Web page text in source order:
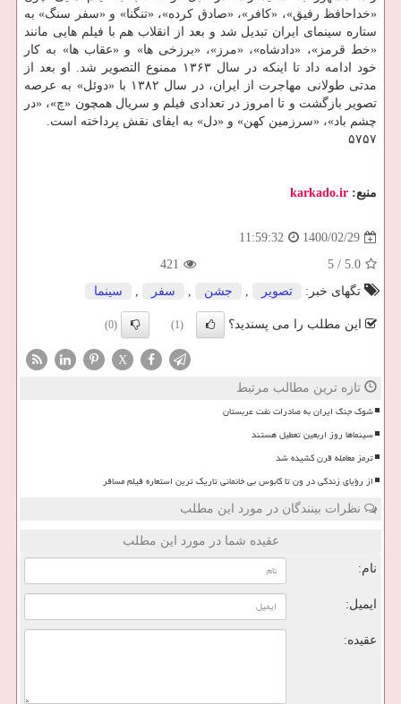
«خداحافظ رفیق»، «کافر»، «صادق کرده»، «تنگنا» و «سفر سنگ» به
ستاره سینمای ایران تبدیل شد و بعد از انقلاب هم با فیلم هایی مانند
«خط قرمز»، «دادشاه»، «مرز»، «برزخی ها» و «عقاب ها» به کار
خود ادامه داد تا اینکه در سال ۱۳۶۳ ممنوع التصویر شد. او بعد از
مدتی طولانی مهاجرت از ایران، در سال ۱۳۸۲ با «دوئل» به عرصه
تصویر بازگشت و تا امروز در تعدادی فیلم و سریال همچون «چ»، «در
چشم باد»، «سرزمین کهن» و «دل» به ایفای نقش پرداخته است.
۵۷۵۷
منبع: karkado.ir
1400/02/29
11:59:32
5.0
/
5
421
تگهای خبر:
تصویر , جشن , سفر , سینما
این مطلب را می پسندید؟ (1)
(0)
X
تازه ترین مطالب مرتبط
شوک جنگ ایران به صادرات نفت عربستان
سینماها روز اربعین تعطیل هستند
ترمز معامله قرن کشیده شد
از رؤیای زندگی در ون تا کابوس بی خانمانی تاریک ترین استعاره فیلم مسافر
نظرات بینندگان در مورد این مطلب
عقیده شما در مورد این مطلب
نام:
ایمیل:
عقیده: